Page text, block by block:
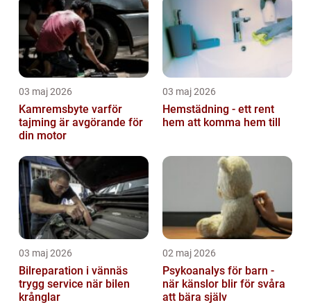
03 maj 2026
Kamremsbyte varför
tajming är avgörande för
din motor
03 maj 2026
Hemstädning - ett rent
hem att komma hem till
03 maj 2026
Bilreparation i vännäs
trygg service när bilen
krånglar
02 maj 2026
Psykoanalys för barn -
när känslor blir för svåra
att bära själv